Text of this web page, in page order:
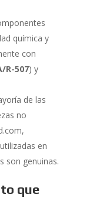
química y
con
R-507) y
de las
no
en
son genuinas.
que